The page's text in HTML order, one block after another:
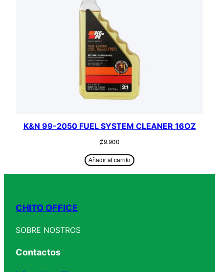
K&N 99-2050 FUEL SYSTEM CLEANER 16OZ
₡9.900
Añadir al carrito
CHITO OFFICE
SOBRE NOSTROS
Contactos